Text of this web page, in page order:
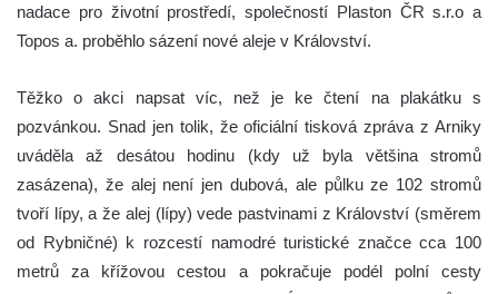
nadace pro životní prostředí, společností Plaston ČR s.r.o a
Topos a. proběhlo sázení nové aleje v Království.
Těžko o akci napsat víc, než je ke čtení na plakátku s
pozvánkou. Snad jen tolik, že oficiální tisková zpráva z Arniky
uváděla až desátou hodinu (kdy už byla většina stromů
zasázena), že alej není jen dubová, ale půlku ze 102 stromů
tvoří lípy, a že alej (lípy) vede pastvinami z Království (směrem
od Rybničné) k rozcestí namodré turistické značce cca 100
metrů za křížovou cestou a pokračuje podél polní cesty